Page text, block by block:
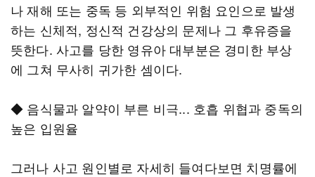
나 재해 또는 중독 등 외부적인 위험 요인으로 발생
하는 신체적, 정신적 건강상의 문제나 그 후유증을
뜻한다. 사고를 당한 영유아 대부분은 경미한 부상
에 그쳐 무사히 귀가한 셈이다.
◆ 음식물과 알약이 부른 비극... 호흡 위협과 중독의
높은 입원율
그러나 사고 원인별로 자세히 들여다보면 치명률에